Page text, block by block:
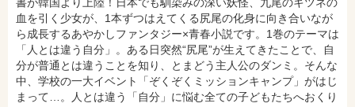
血を引く少女が、1本ずつはえてくる尻尾の化身に向き合いなが
ら成長するあやかしファンタジー×青春小説です。1巻のテーマは
「人とは違う自分」。ある日突然“尻尾”が生えてきたことで、自
分が普通とは違うことを知り、とまどう主人公のダンミ。そんな
中、学校の一大イベント「ぞくぞくミッションキャンプ」がはじ
まって…。人とは違う「自分」に悩む全ての子どもたちへおくり